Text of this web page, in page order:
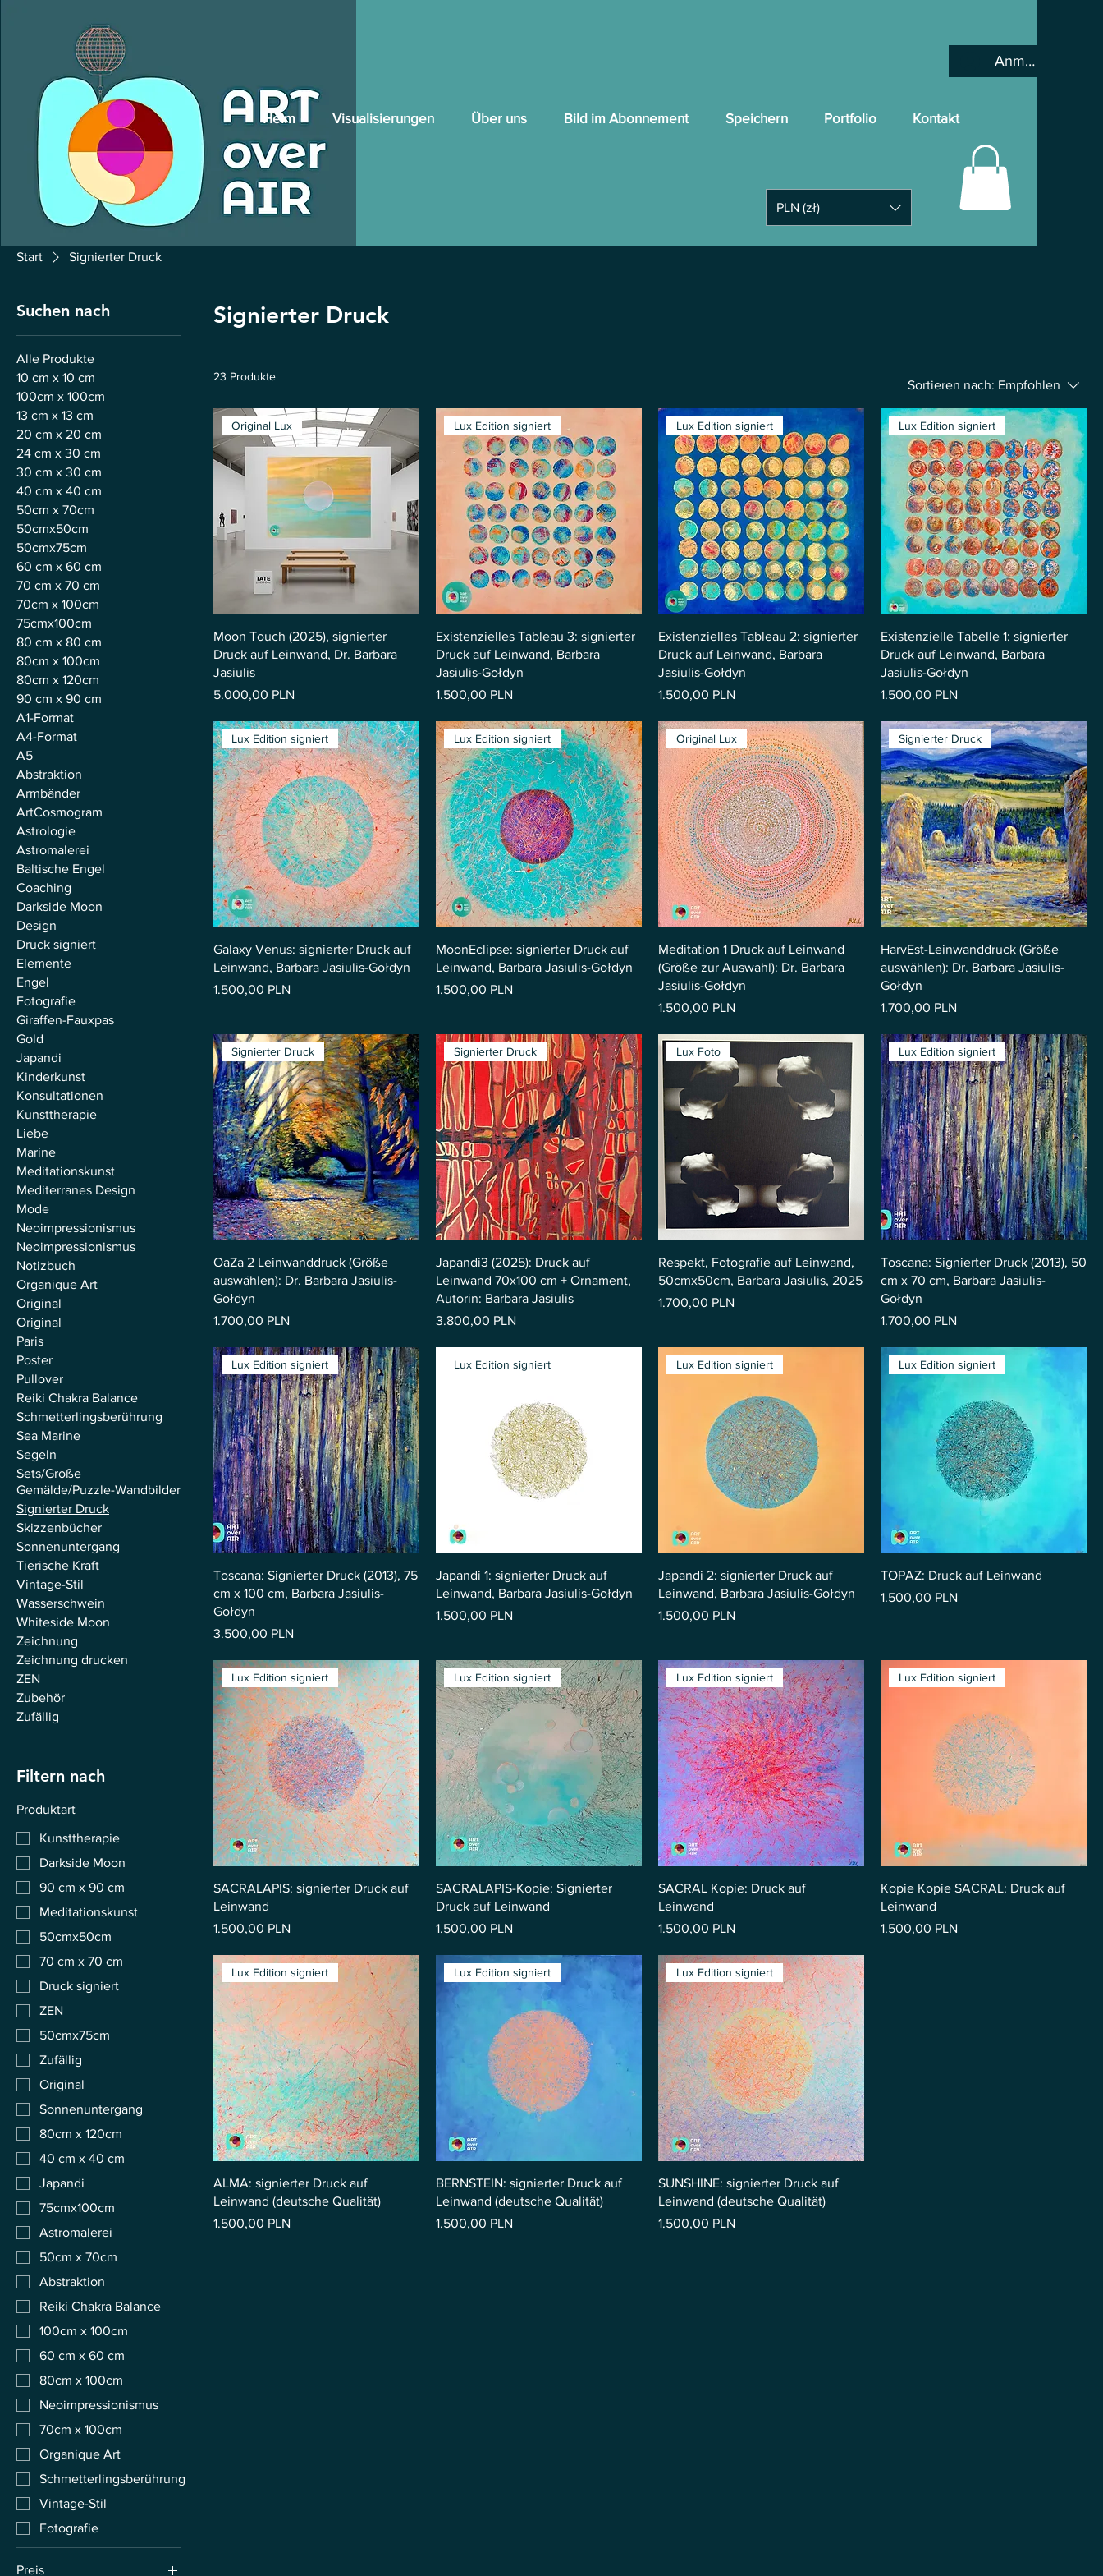
Heim Visualisierungen Über uns Bild im Abonnement Speichern Portfolio Kontakt
Anmelden
PLN (zł)
Start Signierter Druck
Suchen nach
Alle Produkte
10 cm x 10 cm
100cm x 100cm
13 cm x 13 cm
20 cm x 20 cm
24 cm x 30 cm
30 cm x 30 cm
40 cm x 40 cm
50cm x 70cm
50cmx50cm
50cmx75cm
60 cm x 60 cm
70 cm x 70 cm
70cm x 100cm
75cmx100cm
80 cm x 80 cm
80cm x 100cm
80cm x 120cm
90 cm x 90 cm
A1-Format
A4-Format
A5
Abstraktion
Armbänder
ArtCosmogram
Astrologie
Astromalerei
Baltische Engel
Coaching
Darkside Moon
Design
Druck signiert
Elemente
Engel
Fotografie
Giraffen-Fauxpas
Gold
Japandi
Kinderkunst
Konsultationen
Kunsttherapie
Liebe
Marine
Meditationskunst
Mediterranes Design
Mode
Neoimpressionismus
Neoimpressionismus
Notizbuch
Organique Art
Original
Original
Paris
Poster
Pullover
Reiki Chakra Balance
Schmetterlingsberührung
Sea Marine
Segeln
Sets/Große
Gemälde/Puzzle-Wandbilder
Signierter Druck
Skizzenbücher
Sonnenuntergang
Tierische Kraft
Vintage-Stil
Wasserschwein
Whiteside Moon
Zeichnung
Zeichnung drucken
ZEN
Zubehör
Zufällig
Filtern nach
Produktart
Kunsttherapie
Darkside Moon
90 cm x 90 cm
Meditationskunst
50cmx50cm
70 cm x 70 cm
Druck signiert
ZEN
50cmx75cm
Zufällig
Original
Sonnenuntergang
80cm x 120cm
40 cm x 40 cm
Japandi
75cmx100cm
Astromalerei
50cm x 70cm
Abstraktion
Reiki Chakra Balance
100cm x 100cm
60 cm x 60 cm
80cm x 100cm
Neoimpressionismus
70cm x 100cm
Organique Art
Schmetterlingsberührung
Vintage-Stil
Fotografie
Preis
Signierter Druck
23 Produkte
Sortieren nach: Empfohlen
Original Lux
Moon Touch (2025), signierter
Druck auf Leinwand, Dr. Barbara
Jasiulis
Preis
5.000,00 PLN
Lux Edition signiert
Existenzielles Tableau 3: signierter
Druck auf Leinwand, Barbara
Jasiulis-Gołdyn
Preis
1.500,00 PLN
Lux Edition signiert
Existenzielles Tableau 2: signierter
Druck auf Leinwand, Barbara
Jasiulis-Gołdyn
Preis
1.500,00 PLN
Lux Edition signiert
Existenzielle Tabelle 1: signierter
Druck auf Leinwand, Barbara
Jasiulis-Gołdyn
Preis
1.500,00 PLN
Lux Edition signiert
Galaxy Venus: signierter Druck auf
Leinwand, Barbara Jasiulis-Gołdyn
Preis
1.500,00 PLN
Lux Edition signiert
MoonEclipse: signierter Druck auf
Leinwand, Barbara Jasiulis-Gołdyn
Preis
1.500,00 PLN
Original Lux
Meditation 1 Druck auf Leinwand
(Größe zur Auswahl): Dr. Barbara
Jasiulis-Gołdyn
Preis
1.500,00 PLN
Signierter Druck
HarvEst-Leinwanddruck (Größe
auswählen): Dr. Barbara Jasiulis-
Gołdyn
Preis
1.700,00 PLN
Signierter Druck
OaZa 2 Leinwanddruck (Größe
auswählen): Dr. Barbara Jasiulis-
Gołdyn
Preis
1.700,00 PLN
Signierter Druck
Japandi3 (2025): Druck auf
Leinwand 70x100 cm + Ornament,
Autorin: Barbara Jasiulis
Preis
3.800,00 PLN
Lux Foto
Respekt, Fotografie auf Leinwand,
50cmx50cm, Barbara Jasiulis, 2025
Preis
1.700,00 PLN
Lux Edition signiert
Toscana: Signierter Druck (2013), 50
cm x 70 cm, Barbara Jasiulis-
Gołdyn
Preis
1.700,00 PLN
Lux Edition signiert
Toscana: Signierter Druck (2013), 75
cm x 100 cm, Barbara Jasiulis-
Gołdyn
Preis
3.500,00 PLN
Lux Edition signiert
Japandi 1: signierter Druck auf
Leinwand, Barbara Jasiulis-Gołdyn
Preis
1.500,00 PLN
Lux Edition signiert
Japandi 2: signierter Druck auf
Leinwand, Barbara Jasiulis-Gołdyn
Preis
1.500,00 PLN
Lux Edition signiert
TOPAZ: Druck auf Leinwand
Preis
1.500,00 PLN
Lux Edition signiert
SACRALAPIS: signierter Druck auf
Leinwand
Preis
1.500,00 PLN
Lux Edition signiert
SACRALAPIS-Kopie: Signierter
Druck auf Leinwand
Preis
1.500,00 PLN
Lux Edition signiert
SACRAL Kopie: Druck auf
Leinwand
Preis
1.500,00 PLN
Lux Edition signiert
Kopie Kopie SACRAL: Druck auf
Leinwand
Preis
1.500,00 PLN
Lux Edition signiert
ALMA: signierter Druck auf
Leinwand (deutsche Qualität)
Preis
1.500,00 PLN
Lux Edition signiert
BERNSTEIN: signierter Druck auf
Leinwand (deutsche Qualität)
Preis
1.500,00 PLN
Lux Edition signiert
SUNSHINE: signierter Druck auf
Leinwand (deutsche Qualität)
Preis
1.500,00 PLN